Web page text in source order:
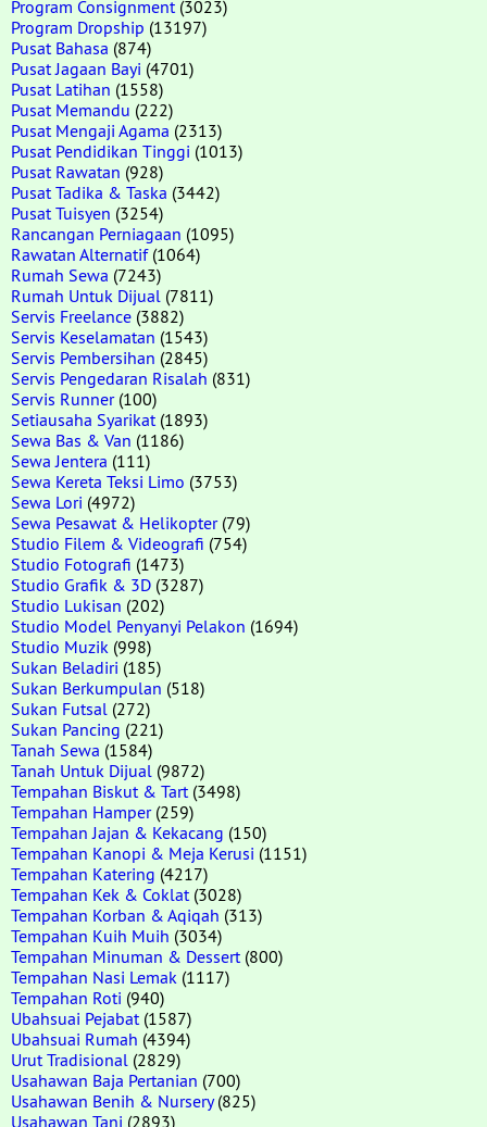
Program Consignment (3023)
Program Dropship (13197)
Pusat Bahasa (874)
Pusat Jagaan Bayi (4701)
Pusat Latihan (1558)
Pusat Memandu (222)
Pusat Mengaji Agama (2313)
Pusat Pendidikan Tinggi (1013)
Pusat Rawatan (928)
Pusat Tadika & Taska (3442)
Pusat Tuisyen (3254)
Rancangan Perniagaan (1095)
Rawatan Alternatif(1064)
Rumah Sewa (7243)
Rumah Untuk Dijual (7811)
Servis Freelance (3882)
Servis Keselamatan (1543)
Servis Pembersihan (2845)
Servis Pengedaran Risalah (831)
Servis Runner(100)
Setiausaha Syarikat (1893)
Sewa Bas & Van (1186)
Sewa Jentera (111)
Sewa Kereta Teksi Limo (3753)
Sewa Lori (4972)
Sewa Pesawat & Helikopter(79)
Studio Filem & Videografi (754)
Studio Fotografi (1473)
Studio Grafik & 3D (3287)
Studio Lukisan (202)
Studio Model Penyanyi Pelakon (1694)
Studio Muzik (998)
Sukan Beladiri (185)
Sukan Berkumpulan (518)
Sukan Futsal (272)
Sukan Pancing (221)
Tanah Sewa (1584)
Tanah Untuk Dijual (9872)
Tempahan Biskut & Tart (3498)
Tempahan Hamper(259)
Tempahan Jajan & Kekacang (150)
Tempahan Kanopi & Meja Kerusi (1151)
Tempahan Katering (4217)
Tempahan Kek & Coklat (3028)
Tempahan Korban & Aqiqah (313)
Tempahan Kuih Muih (3034)
Tempahan Minuman & Dessert (800)
Tempahan Nasi Lemak (1117)
Tempahan Roti (940)
Ubahsuai Pejabat (1587)
Ubahsuai Rumah (4394)
Urut Tradisional (2829)
Usahawan Baja Pertanian (700)
Usahawan Benih & Nursery(825)
Usahawan Tani (2893)